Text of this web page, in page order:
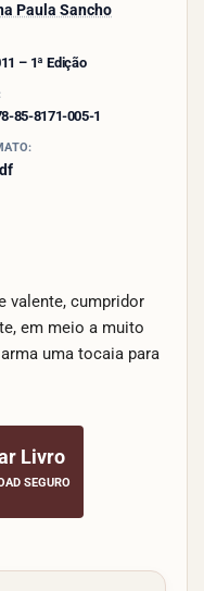
Paula Sancho
– 1ª Edição
85-8171-005-1
valente, cumpridor
em meio a muito
uma tocaia para
Livro
SEGURO